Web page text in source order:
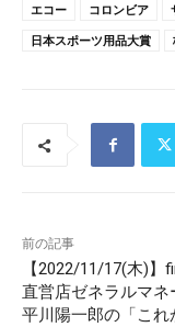
エコー
コロンビア
日本スポーツ用品大賞
前の記事
【2022/11/17(木)】
直営店ゼネラルマネ
平川陽一郎の「これ